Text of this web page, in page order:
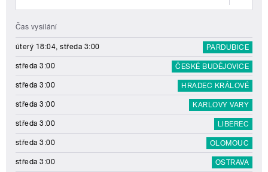
Čas vysílání
úterý 18:04, středa 3:00 PARDUBICE
středa 3:00 ČESKÉ BUDĚJOVICE
středa 3:00 HRADEC KRÁLOVÉ
středa 3:00 KARLOVY VARY
středa 3:00 LIBEREC
středa 3:00 OLOMOUC
středa 3:00 OSTRAVA